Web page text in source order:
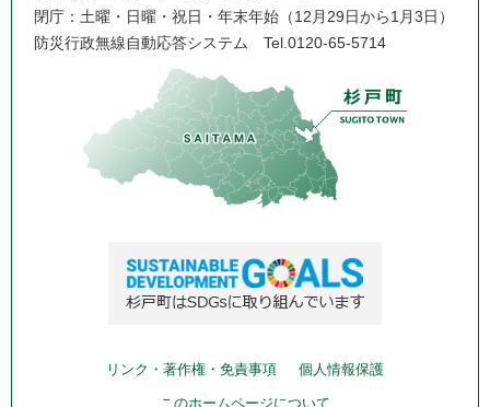
閉庁：土曜・日曜・祝日・年末年始（12月29日から1月3日）
防災行政無線自動応答システム Tel.0120-65-5714
リンク・著作権・免責事項 個人情報保護
このホームページについて